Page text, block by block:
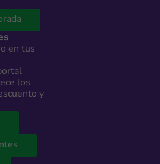
en tus
los
y